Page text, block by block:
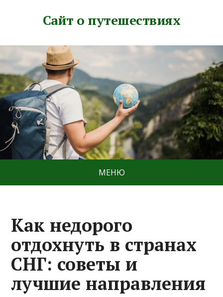
Сайт о путешествиях
МЕНЮ
Как недорого
отдохнуть в странах
СНГ: советы и
лучшие направления